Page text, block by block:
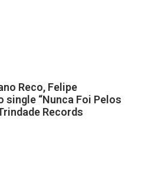
Reco, Felipe
single “Nunca Foi Pelos
Records